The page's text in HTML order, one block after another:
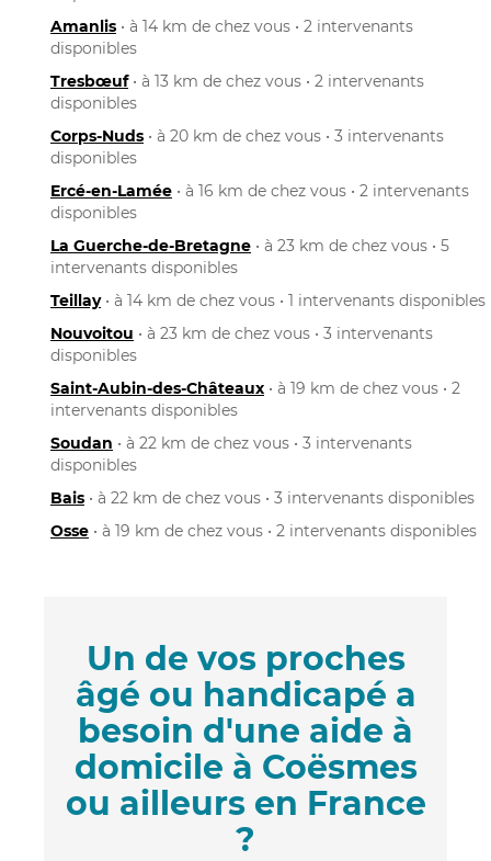
Amanlis • à 14 km de chez vous • 2 intervenants
disponibles
Tresbœuf• à 13 km de chez vous • 2 intervenants
disponibles
Corps-Nuds • à 20 km de chez vous • 3 intervenants
disponibles
Ercé-en-Lamée • à 16 km de chez vous • 2 intervenants
disponibles
La Guerche-de-Bretagne • à 23 km de chez vous • 5
intervenants disponibles
Teillay• à 14 km de chez vous • 1 intervenants disponibles
Nouvoitou • à 23 km de chez vous • 3 intervenants
disponibles
Saint-Aubin-des-Châteaux • à 19 km de chez vous • 2
intervenants disponibles
Soudan • à 22 km de chez vous • 3 intervenants
disponibles
Bais • à 22 km de chez vous • 3 intervenants disponibles
Osse • à 19 km de chez vous • 2 intervenants disponibles
Un de vos proches
âgé ou handicapé a
besoin d'une aide à
domicile à Coësmes
ou ailleurs en France
?